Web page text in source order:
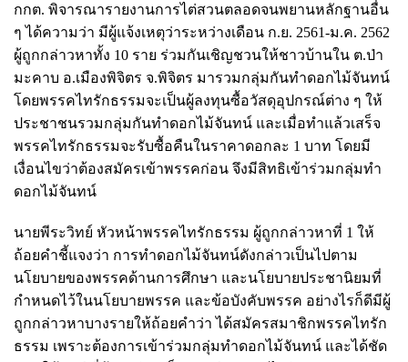
กกต. พิจารณารายงานการไต่สวนตลอดจนพยานหลักฐานอื่น
ๆ ได้ความว่า มีผู้แจ้งเหตุว่าระหว่างเดือน ก.ย. 2561-ม.ค. 2562
ผู้ถูกกล่าวหาทั้ง 10 ราย ร่วมกันเชิญชวนให้ชาวบ้านใน ต.ป่า
มะคาบ อ.เมืองพิจิตร จ.พิจิตร มารวมกลุ่มกันทำดอกไม้จันทน์
โดยพรรคไทรักธรรมจะเป็นผู้ลงทุนซื้อวัสดุอุปกรณ์ต่าง ๆ ให้
ประชาชนรวมกลุ่มกันทำดอกไม้จันทน์ และเมื่อทำแล้วเสร็จ
พรรคไทรักธรรมจะรับซื้อคืนในราคาดอกละ 1 บาท โดยมี
เงื่อนไขว่าต้องสมัครเข้าพรรคก่อน จึงมีสิทธิเข้าร่วมกลุ่มทำ
ดอกไม้จันทน์
นายพีระวิทย์ หัวหน้าพรรคไทรักธรรม ผู้ถูกกล่าวหาที่ 1 ให้
ถ้อยคำชี้แจงว่า การทำดอกไม้จันทน์ดังกล่าวเป็นไปตาม
นโยบายของพรรคด้านการศึกษา และนโยบายประชานิยมที่
กำหนดไว้ในนโยบายพรรค และข้อบังคับพรรค อย่างไรก็ดีมีผู้
ถูกกล่าวหาบางรายให้ถ้อยคำว่า ได้สมัครสมาชิกพรรคไทรัก
ธรรม เพราะต้องการเข้าร่วมกลุ่มทำดอกไม้จันทน์ และได้ชัด